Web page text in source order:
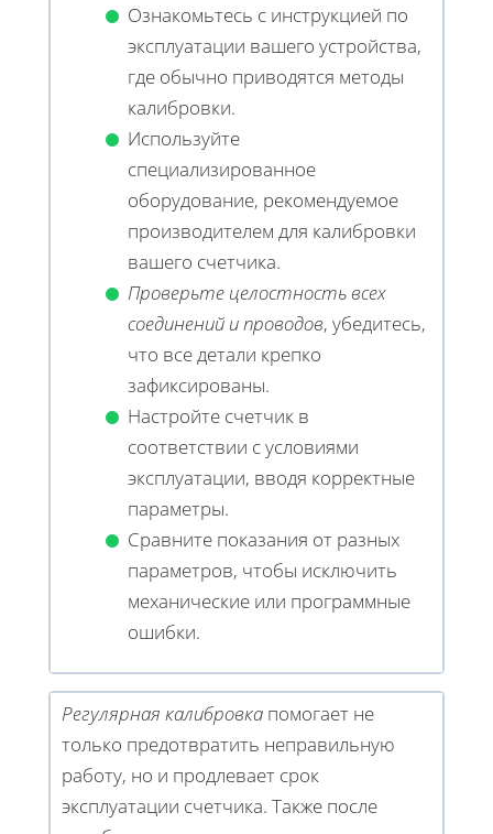
Ознакомьтесь с инструкцией по
эксплуатации вашего устройства,
где обычно приводятся методы
калибровки.
Используйте
специализированное
оборудование, рекомендуемое
производителем для калибровки
вашего счетчика.
Проверьте целостность всех
соединений и проводов, убедитесь,
что все детали крепко
зафиксированы.
Настройте счетчик в
соответствии с условиями
эксплуатации, вводя корректные
параметры.
Сравните показания от разных
параметров, чтобы исключить
механические или программные
ошибки.
Регулярная калибровка помогает не
только предотвратить неправильную
работу, но и продлевает срок
эксплуатации счетчика. Также после